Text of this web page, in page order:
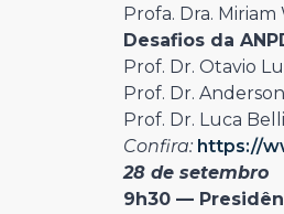
Profa. Dra.
Desafios da
Prof. Dr. Otavio
Prof. Dr.
Prof. Dr. Luca
Confira: https://
28 de setembro
9h30 —